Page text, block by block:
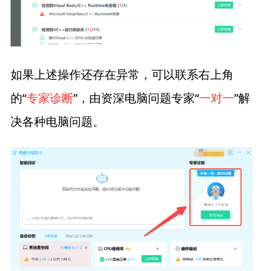
如果上述操作还存在异常，可以联系右上角
的“专家诊断”，由资深电脑问题专家“一对一”解
决各种电脑问题。